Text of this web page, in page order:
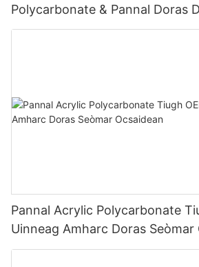
Polycarbonate & Pannal Doras
Pannal Acrylic Polycarbonate
Uinneag Amharc Doras Seòmar